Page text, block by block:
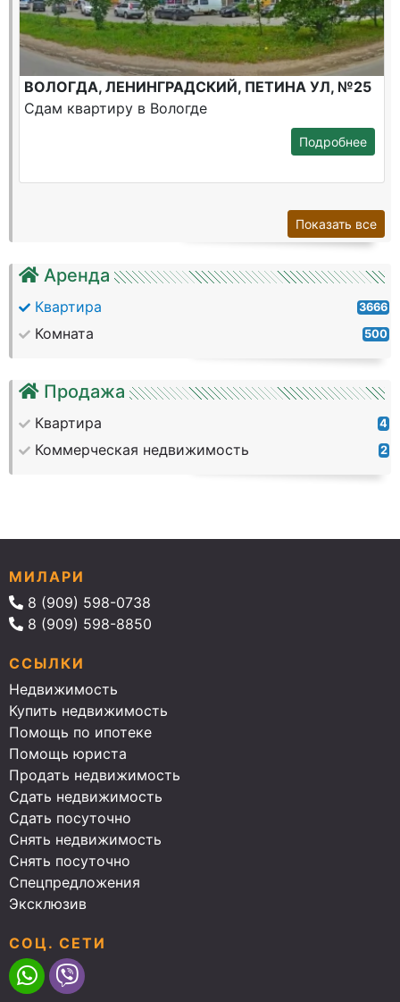
Аренда
Квартира 3666
Комната 500
Продажа
Квартира 4
Коммерческая недвижимость 2
ВОЛОГДА, ЛЕНИНГРАДСКИЙ, ПЕТИНА УЛ, №25
Сдам квартиру в Вологде
Подробнее
Показать все
МИЛАРИ
8 (909) 598-0738
8 (909) 598-8850
ССЫЛКИ
Недвижимость
Купить недвижимость
Помощь по ипотеке
Помощь юриста
Продать недвижимость
Сдать недвижимость
Сдать посуточно
Снять недвижимость
Снять посуточно
Спецпредложения
Эксклюзив
СОЦ. СЕТИ